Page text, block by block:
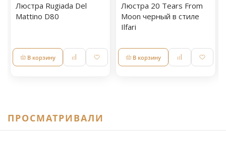
Люстра Rugiada Del
Mattino D80
В корзину
Люстра 20 Tears From
Moon черный в стиле
Ilfari
В корзину
ПРОСМАТРИВАЛИ